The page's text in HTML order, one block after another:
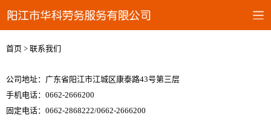
首页 > 联系我们
公司地址：广东省阳江市江城区康泰路43号第三层
手机电话： 0662-2666200
固定电话：0662-2868222/0662-2666200